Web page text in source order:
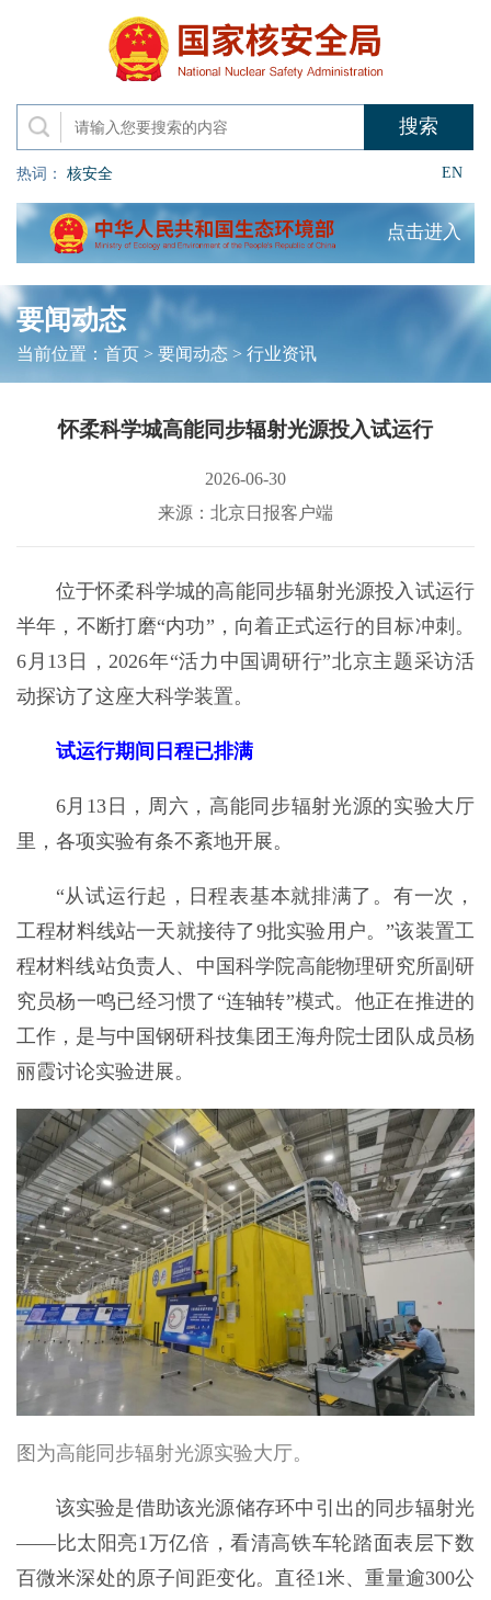
热词： 核安全 EN
点击进入
要闻动态
当前位置： 首页> 要闻动态 > 行业资讯
怀柔科学城高能同步辐射光源投入试运行
2026-06-30
来源：北京日报客户端
位于怀柔科学城的高能同步辐射光源投入试运行
半年，不断打磨“内功”，向着正式运行的目标冲刺。
6月13日，2026年“活力中国调研行”北京主题采访活
动探访了这座大科学装置。
试运行期间日程已排满
6月13日，周六，高能同步辐射光源的实验大厅
里，各项实验有条不紊地开展。
“从试运行起，日程表基本就排满了。有一次，
工程材料线站一天就接待了9批实验用户。”该装置工
程材料线站负责人、中国科学院高能物理研究所副研
究员杨一鸣已经习惯了“连轴转”模式。他正在推进的
工作，是与中国钢研科技集团王海舟院士团队成员杨
丽霞讨论实验进展。
图为高能同步辐射光源实验大厅。
该实验是借助该光源储存环中引出的同步辐射光
——比太阳亮1万亿倍，看清高铁车轮踏面表层下数
百微米深处的原子间距变化。直径1米、重量逾300公